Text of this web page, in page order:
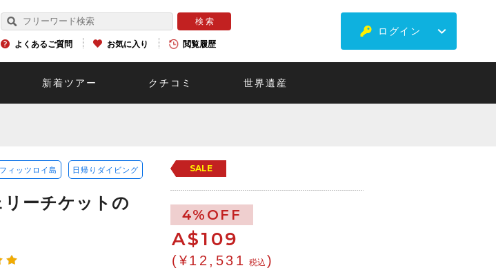
よくあるご質問 お気に入り 閲覧履歴
ログイン
新着ツアー クチコミ 世界遺産
フィッツロイ島 日帰りダイビング
ーチケットの
SALE
4%OFF
A$109
(¥12,531 税込 )